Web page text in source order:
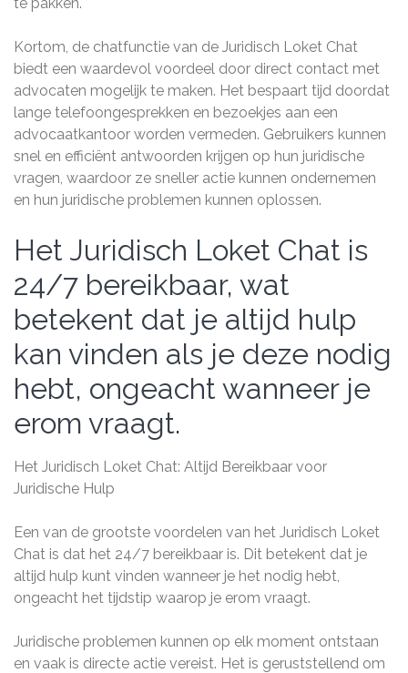
Kortom, de chatfunctie van de Juridisch Loket Chat
biedt een waardevol voordeel door direct contact met
advocaten mogelijk te maken. Het bespaart tijd doordat
lange telefoongesprekken en bezoekjes aan een
advocaatkantoor worden vermeden. Gebruikers kunnen
snel en efficiënt antwoorden krijgen op hun juridische
vragen, waardoor ze sneller actie kunnen ondernemen
en hun juridische problemen kunnen oplossen.
Het Juridisch Loket Chat is
24/7 bereikbaar, wat
betekent dat je altijd hulp
kan vinden als je deze nodig
hebt, ongeacht wanneer je
erom vraagt.
Het Juridisch Loket Chat: Altijd Bereikbaar voor
Juridische Hulp
Een van de grootste voordelen van het Juridisch Loket
Chat is dat het 24/7 bereikbaar is. Dit betekent dat je
altijd hulp kunt vinden wanneer je het nodig hebt,
ongeacht het tijdstip waarop je erom vraagt.
Juridische problemen kunnen op elk moment ontstaan
en vaak is directe actie vereist. Het is geruststellend om